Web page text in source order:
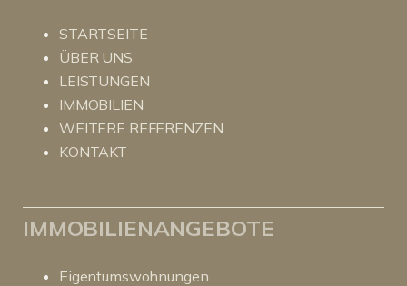
STARTSEITE
ÜBER UNS
LEISTUNGEN
IMMOBILIEN
WEITERE REFERENZEN
KONTAKT
IMMOBILIENANGEBOTE
Eigentumswohnungen